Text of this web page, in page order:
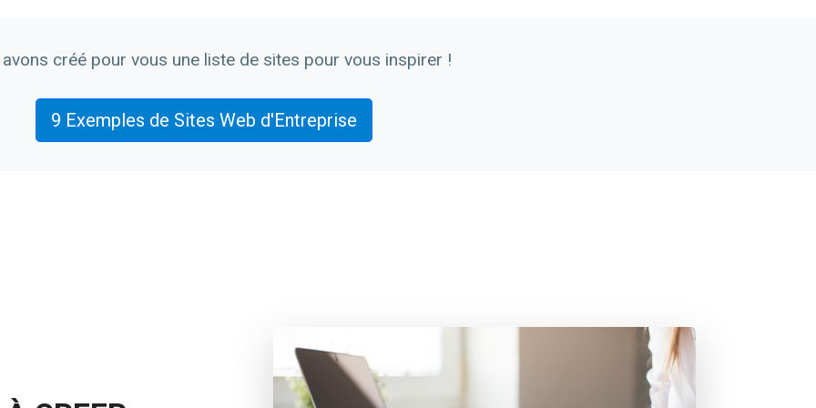
créé pour vous une liste de sites pour vous inspirer !
9 Exemples de Sites Web d'Entreprise